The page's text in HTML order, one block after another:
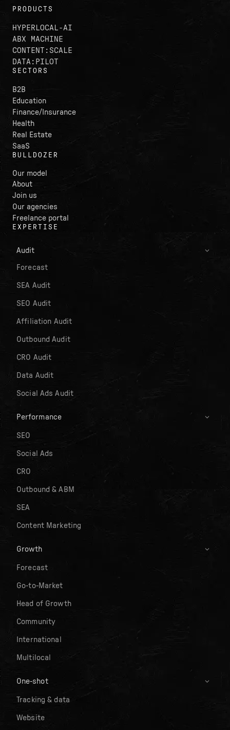
PRODUCTS
HYPERLOCAL-AI
ABX MACHINE
CONTENT:SCALE
DATA:PILOT
SECTORS
B2B
Education
Finance/Insurance
Health
Real Estate
SaaS
BULLDOZER
Our model
About
Join us
Our agencies
Freelance portal
EXPERTISE
Audit
Forecast
SEA Audit
SEO Audit
Affiliation Audit
Outbound Audit
CRO Audit
Data Audit
Social Ads Audit
Performance
SEO
Social Ads
CRO
Outbound & ABM
SEA
Content Marketing
Growth
Forecast
Go-to-Market
Head of Growth
Community
International
Multilocal
One-shot
Tracking & data
Website